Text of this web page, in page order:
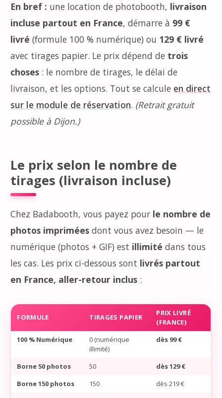
En bref : une location de photobooth, livraison
incluse partout en France, démarre à 99 €
livré (formule 100 % numérique) ou 129 € livré
avec tirages papier. Le prix dépend de trois
choses : le nombre de tirages, le délai de
livraison, et les options. Tout se calcule en direct
sur le module de réservation. (Retrait gratuit
possible à Dijon.)
Le prix selon le nombre de
tirages (livraison incluse)
Chez Badabooth, vous payez pour le nombre de
photos imprimées dont vous avez besoin — le
numérique (photos + GIF) est illimité dans tous
les cas. Les prix ci-dessous sont livrés partout
en France, aller-retour inclus :
FORMULE TIRAGES PAPIER
PRIX LIVRÉ
(FRANCE)
100 % Numérique
0 (numérique
illimité)
dès 99 €
Borne 50 photos 50
dès 129 €
Borne 150 photos
150
dès 219 €